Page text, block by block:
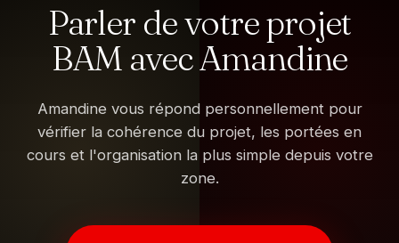
Parler de votre projet
BAM avec Amandine
Amandine vous répond personnellement pour
vérifier la cohérence du projet, les portées en
cours et l'organisation la plus simple depuis votre
zone.